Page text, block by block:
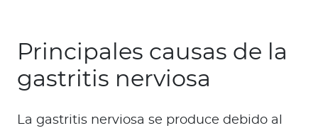
Principales causas de la
gastritis nerviosa
La gastritis nerviosa se produce debido al